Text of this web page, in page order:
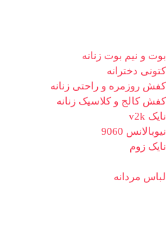
بوت و نیم بوت زنانه
کتونی دخترانه
کفش روزمره و راحتی زنانه
کفش کالج و کلاسیک زنانه
نایک v2k
نیوبالانس 9060
نایک زوم
لباس مردانه